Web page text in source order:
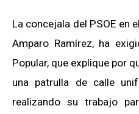
La concejala del PSOE en
Amparo Ramírez, ha
Popular, que explique por
una patrulla de calle
realizando su trabajo